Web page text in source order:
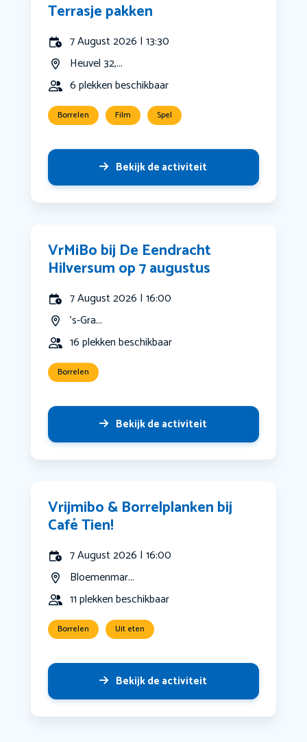
Terrasje pakken
7 August 2026 | 13:30
Heuvel 32,...
6 plekken beschikbaar
Borrelen Film Spel
Bekijk de activiteit
VrMiBo bij De Eendracht
Hilversum op 7 augustus
7 August 2026 | 16:00
's-Gra...
16 plekken beschikbaar
Borrelen
Bekijk de activiteit
Vrijmibo & Borrelplanken bij
Café Tien!
7 August 2026 | 16:00
Bloemenmar...
11 plekken beschikbaar
Borrelen Uit eten
Bekijk de activiteit